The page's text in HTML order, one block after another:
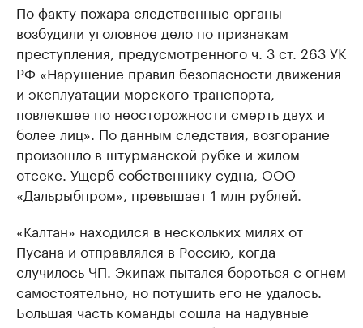
По факту пожара следственные органы
возбудили уголовное дело по признакам
преступления, предусмотренного ч. 3 ст. 263 УК
РФ «Нарушение правил безопасности движения
и эксплуатации морского транспорта,
повлекшее по неосторожности смерть двух и
более лиц». По данным следствия, возгорание
произошло в штурманской рубке и жилом
отсеке. Ущерб собственнику судна, ООО
«Дальрыбпром», превышает 1 млн рублей.
«Калтан» находился в нескольких милях от
Пусана и отправлялся в Россию, когда
случилось ЧП. Экипаж пытался бороться с огнем
самостоятельно, но потушить его не удалось.
Большая часть команды сошла на надувные